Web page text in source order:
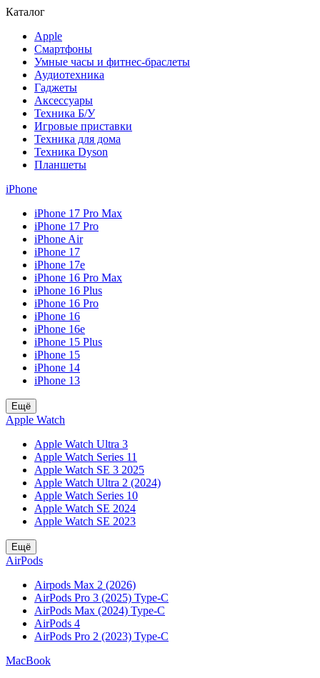
Каталог
Apple
Смартфоны
Умные часы и фитнес-браслеты
Аудиотехника
Гаджеты
Аксессуары
Техника Б/У
Игровые приставки
Техника для дома
Техника Dyson
Планшеты
iPhone
iPhone 17 Pro Max
iPhone 17 Pro
iPhone Air
iPhone 17
iPhone 17e
iPhone 16 Pro Max
iPhone 16 Plus
iPhone 16 Pro
iPhone 16
iPhone 16e
iPhone 15 Plus
iPhone 15
iPhone 14
iPhone 13
Ещё
Apple Watch
Apple Watch Ultra 3
Apple Watch Series 11
Apple Watch SE 3 2025
Apple Watch Ultra 2 (2024)
Apple Watch Series 10
Apple Watch SE 2024
Apple Watch SE 2023
Ещё
AirPods
Airpods Max 2 (2026)
AirPods Pro 3 (2025) Type-C
AirPods Max (2024) Type-C
AirPods 4
AirPods Pro 2 (2023) Type-C
MacBook